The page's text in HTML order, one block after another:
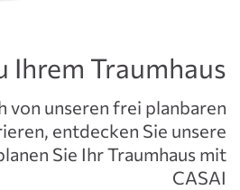
von unseren frei planbaren
entdecken Sie unsere
Sie Ihr Traumhaus mit
CASAI
Ihrem Traumhaus